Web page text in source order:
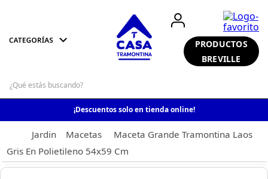
PRODUCTOS
BREVILLE
¡Descuentos solo en tienda online!
Jardin Macetas
Maceta Grande Tramontina Laos
Gris En Polietileno 54x59 Cm